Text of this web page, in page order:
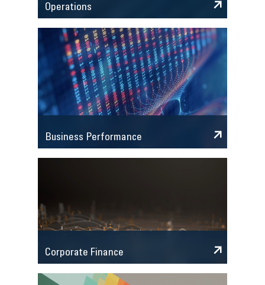
Operations
Business Performance
Corporate Finance